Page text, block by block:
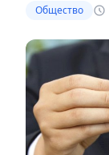
Общество